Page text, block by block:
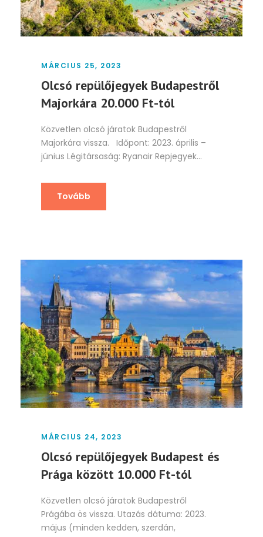
MÁRCIUS 25, 2023
Olcsó repülőjegyek Budapestről
Majorkára 20.000 Ft-tól
Közvetlen olcsó járatok Budapestről
Majorkára vissza. Időpont: 2023. április –
június Légitársaság: Ryanair Repjegyek...
Tovább
MÁRCIUS 24, 2023
Olcsó repülőjegyek Budapest és
Prága között 10.000 Ft-tól
Közvetlen olcsó járatok Budapestről
Prágába ös vissza. Utazás dátuma: 2023.
május (minden kedden, szerdán,